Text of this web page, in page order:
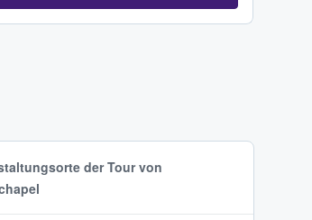
der Tour von